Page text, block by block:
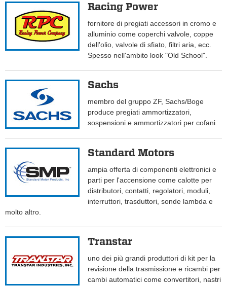
Racing Power
fornitore di pregiati accessori in cromo e
alluminio come coperchi valvole, coppe
dell'olio, valvole di sfiato, filtri aria, ecc.
Spesso nell'ambito look "Old School".
Sachs
membro del gruppo ZF, Sachs/Boge
produce pregiati ammortizzatori,
sospensioni e ammortizzatori per cofani.
Standard Motors
ampia offerta di componenti elettronici e
parti per l'accensione come calotte per
distributori, contatti, regolatori, moduli,
interruttori, trasduttori, sonde lambda e
molto altro.
Transtar
uno dei più grandi produttori di kit per la
revisione della trasmissione e ricambi per
cambi automatici come convertitori, nastri